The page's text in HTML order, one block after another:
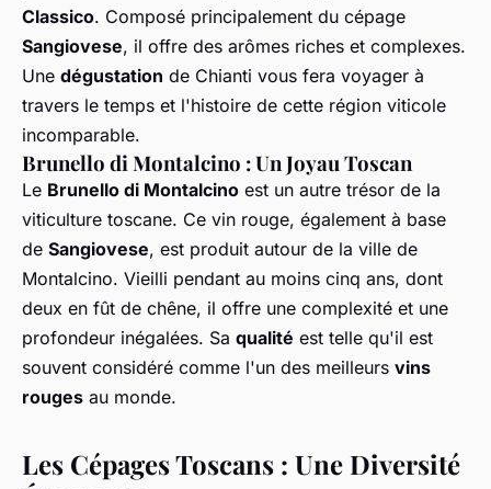
Classico. Composé principalement du cépage
Sangiovese, il offre des arômes riches et complexes.
Une dégustation de Chianti vous fera voyager à
travers le temps et l'histoire de cette région viticole
incomparable.
Brunello di Montalcino : Un Joyau Toscan
Le Brunello di Montalcino est un autre trésor de la
viticulture toscane. Ce vin rouge, également à base
de Sangiovese, est produit autour de la ville de
Montalcino. Vieilli pendant au moins cinq ans, dont
deux en fût de chêne, il offre une complexité et une
profondeur inégalées. Sa qualité est telle qu'il est
souvent considéré comme l'un des meilleurs vins
rouges au monde.
Les Cépages Toscans : Une Diversité